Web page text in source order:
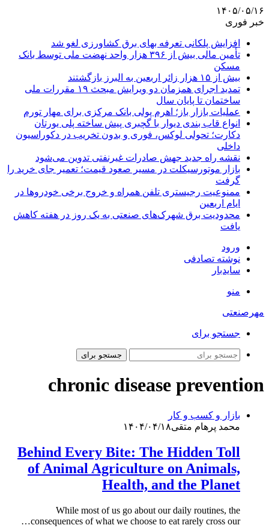
۱۴۰۵/۰۵/۱۶
خبر فوری
افزایش پلکانی تعرفه بهای برق کشاورزی لغو شد
تأمین مالی بیش از ۳۹۶ هزار واحد نهضت ملی توسط بانک
مسکن
بیش از ۱۵ هزار زائر اربعین به البرز بازگشتند
تمدید اجرای همزمان دو ویرایش مبحث ۱۹ مقررات ملی
ساختمان تا پایان سال
عملیات بازار باز؛ اهرم پولی بانک مرکزی برای مهار تورم
انواع قاب بندی دیوار با گچبری پیش ساخته پلی یورتان
دکارت؛ تحولی لوکس، فوری و بدون تخریب در دکوراسیون
داخلی
نقشه راه جدید جهش صادرات غیرنفتی تدوین می‌شود
بازار موتورسیکلت در مسیر صعود قیمت؛ تعمیر جای خرید را
گرفت
ممنوعیت رجیستری تلفن همراه و خروج برخی خودروها در
ایام اربعین
محدودیت برق شهرک‌های صنعتی به یک روز در هفته کاهش
یافت
ورود
نوشته تصادفی
سایدبار
منو
مهرصنعتی
جستجو برای
جستجو برای
chronic disease prevention
بازار و کسب و کار
محمد پرهام متقی۱۴۰۴/۰۴/۱۸
Behind Every Bite: The Hidden Toll
of Animal Agriculture on Animals,
Health, and the Planet
While most of us go about our daily routines, the
consequences of what we choose to eat rarely cross our…